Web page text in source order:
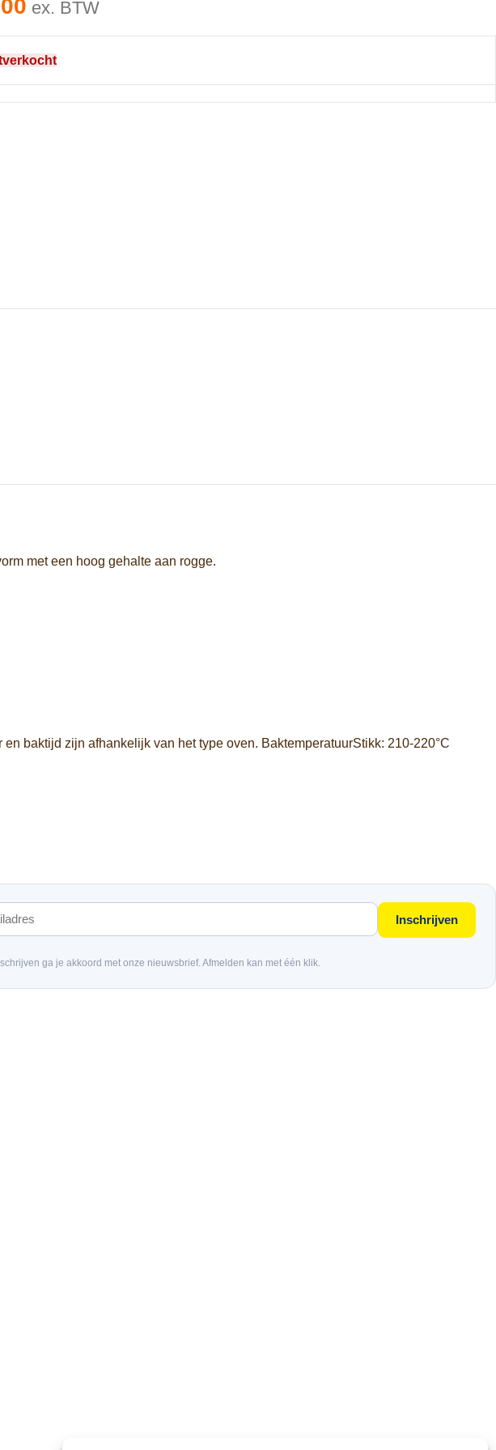
ex. BTW
met een hoog gehalte aan rogge.
baktijd zijn afhankelijk van het type oven. BaktemperatuurStikk: 210-220°C
Inschrijven
ga je akkoord met onze nieuwsbrief. Afmelden kan met één klik.